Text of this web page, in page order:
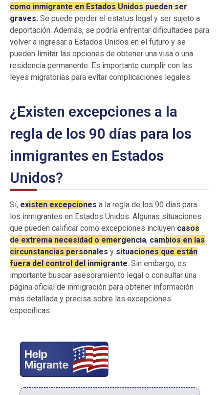
como inmigrante en Estados Unidos pueden ser
graves. Se puede perder el estatus legal y ser sujeto a
deportación. Además, se podría enfrentar dificultades para
volver a ingresar a Estados Unidos en el futuro y se
pueden limitar las opciones de obtener una visa o una
residencia permanente. Es importante cumplir con las
leyes migratorias para evitar complicaciones legales.
¿Existen excepciones a la
regla de los 90 días para los
inmigrantes en Estados
Unidos?
Sí, existen excepciones a la regla de los 90 días para
los inmigrantes en Estados Unidos. Algunas situaciones
que pueden calificar como excepciones incluyen casos
de extrema necesidad o emergencia, cambios en las
circunstancias personales y situaciones que están
fuera del control del inmigrante. Sin embargo, es
importante buscar asesoramiento legal o consultar una
página oficial de inmigración para obtener información
más detallada y precisa sobre las excepciones
específicas.